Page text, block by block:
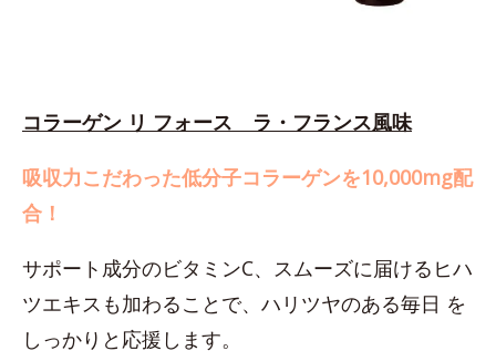
コラーゲン リ フォース ラ・フランス風味
吸収力こだわった低分子コラーゲンを10,000mg配
合！
サポート成分のビタミンC、スムーズに届けるヒハ
ツエキスも加わることで、ハリツヤのある毎日 を
しっかりと応援します。